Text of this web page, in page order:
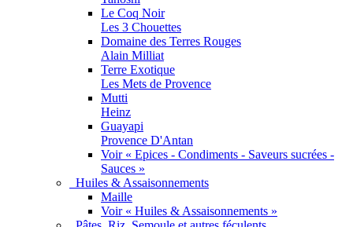
Le Coq Noir
Les 3 Chouettes
Domaine des Terres Rouges
Alain Milliat
Terre Exotique
Les Mets de Provence
Mutti
Heinz
Guayapi
Provence D'Antan
Voir « Epices - Condiments - Saveurs sucrées -
Sauces »
Huiles & Assaisonnements
Maille
Voir « Huiles & Assaisonnements »